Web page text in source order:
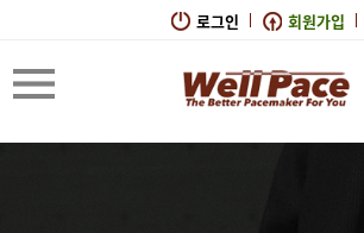
로그인 회원가입